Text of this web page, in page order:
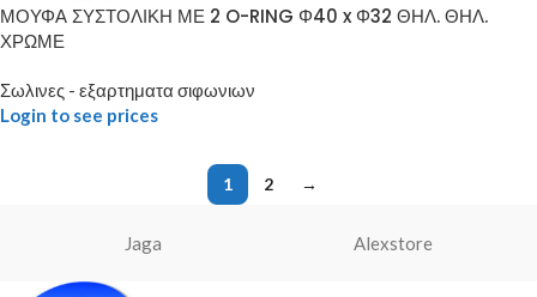
ΜΟΥΦΑ ΣΥΣΤΟΛΙΚΗ ΜΕ 2 O-RING Φ40 x Φ32 ΘΗΛ. ΘΗΛ.
ΧΡΩΜΕ
Σωλινες - εξαρτηματα σιφωνιων
Login to see prices
1 2 →
Jaga Alexstore